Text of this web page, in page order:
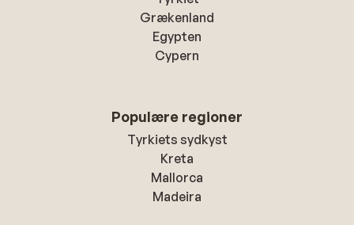
Grækenland
Egypten
Cypern
Populære regioner
Tyrkiets sydkyst
Kreta
Mallorca
Madeira